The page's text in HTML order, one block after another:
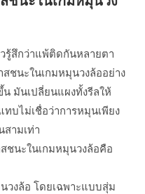
รู้สึกว่าแพ้ติดกันหลายตา
ชนะในเกมหมุนวงล้ออย่าง
มันเปลี่ยนแผงทั้งรีลให้
บไม่เชื่อว่าการหมุนเพียง
สามเท่า
ชนะในเกมหมุนวงล้อคือ
งล้อ โดยเฉพาะแบบสุ่ม